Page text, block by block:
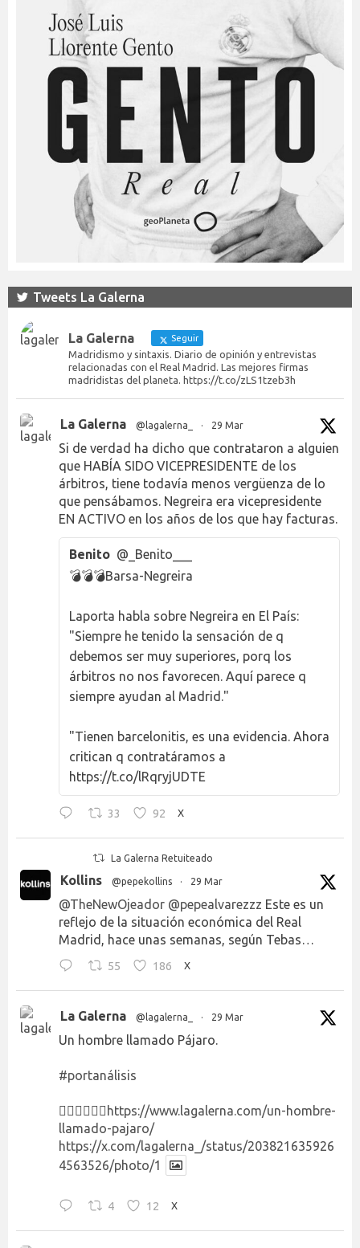
Tweets La Galerna
La Galerna Seguir
Madridismo y sintaxis. Diario de opinión y entrevistas
relacionadas con el Real Madrid. Las mejores firmas
madridistas del planeta. https://t.co/zLS1tzeb3h
La Galerna @lagalerna_ · 29 Mar
Si de verdad ha dicho que contrataron a alguien
que HABÍA SIDO VICEPRESIDENTE de los
árbitros, tiene todavía menos vergüenza de lo
que pensábamos. Negreira era vicepresidente
EN ACTIVO en los años de los que hay facturas.
Benito @_Benito___
💣💣💣Barsa-Negreira
Laporta habla sobre Negreira en El País:
"Siempre he tenido la sensación de q
debemos ser muy superiores, porq los
árbitros no nos favorecen. Aquí parece q
siempre ayudan al Madrid."
"Tienen barcelonitis, es una evidencia. Ahora
critican q contratáramos a
https://t.co/lRqryjUDTE
33 92 X
La Galerna Retuiteado
Kollins @pepekollins · 29 Mar
@TheNewOjeador @pepealvarezzz Este es un
reflejo de la situación económica del Real
Madrid, hace unas semanas, según Tebas…
55 186 X
La Galerna @lagalerna_ · 29 Mar
Un hombre llamado Pájaro.
#portanálisis
👉🏻👉🏻👉🏻 https://www.lagalerna.com/un-hombre-
llamado-pajaro/
https://x.com/lagalerna_/status/203821635926
4563526/photo/1
4 12 X